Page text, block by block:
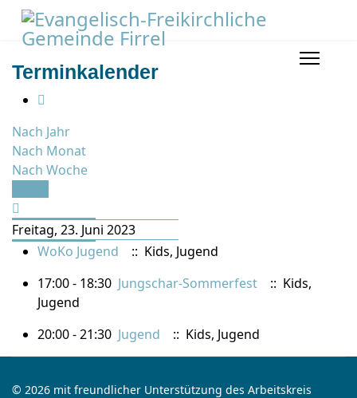
Terminkalender
Nach Jahr
Nach Monat
Nach Woche
Freitag, 23. Juni 2023
WoKo Jugend
:: Kids, Jugend
17:00 - 18:30 Jungschar-Sommerfest
:: Kids,
Jugend
20:00 - 21:30 Jugend :: Kids, Jugend
© 2026 mit freundlicher Unterstützung des Arbeitskreis